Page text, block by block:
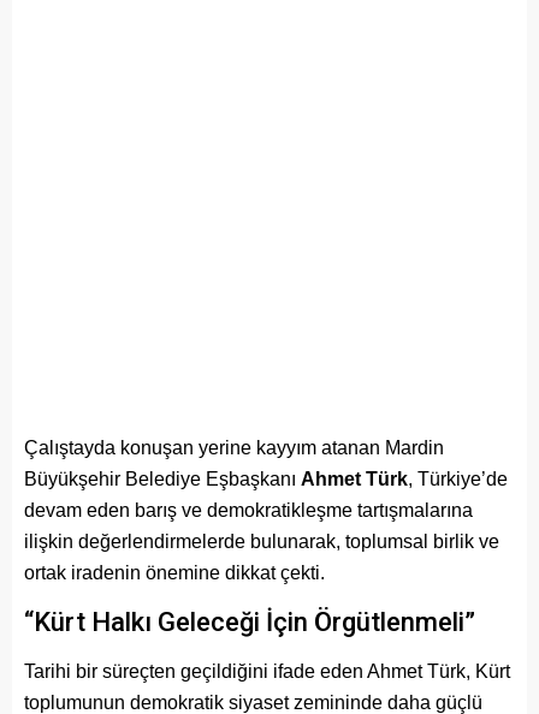
Çalıştayda konuşan yerine kayyım atanan Mardin
Büyükşehir Belediye Eşbaşkanı Ahmet Türk, Türkiye’de
devam eden barış ve demokratikleşme tartışmalarına
ilişkin değerlendirmelerde bulunarak, toplumsal birlik ve
ortak iradenin önemine dikkat çekti.
“Kürt Halkı Geleceği İçin Örgütlenmeli”
Tarihi bir süreçten geçildiğini ifade eden Ahmet Türk, Kürt
toplumunun demokratik siyaset zemininde daha güçlü